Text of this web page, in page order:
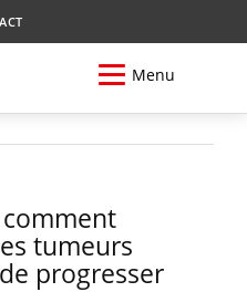
Menu
tumeurs
progresser